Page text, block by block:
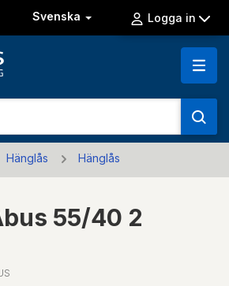
Svenska Logga in
Hänglås Hänglås
55/40 2